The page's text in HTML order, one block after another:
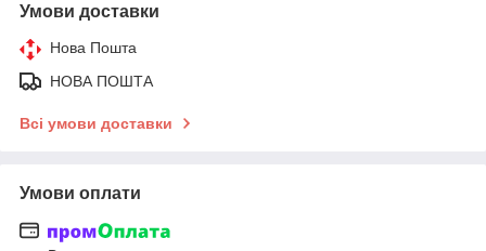
Умови доставки
Нова Пошта
НОВА ПОШТА
Всі умови доставки
Умови оплати